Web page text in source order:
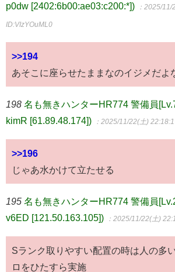
p0dw [2402:6b00:ae03:c200:*])
：2025/
ID:VIzYOuML0
>>194
あそこに座らせたままなのイジメだよ
198 名も無きハンターHR774 警備員
kimR [61.89.48.174])
：2025/11/22(土)
>>196
じゃあ水かけて立たせる
195 名も無きハンターHR774 警備員
v6ED [121.50.163.105])
：2025/11/22(土)
Sランク取りやすい配置の時は人の多
ロをひたすら実施